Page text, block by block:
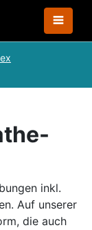
inkl.
Auf unserer
die auch